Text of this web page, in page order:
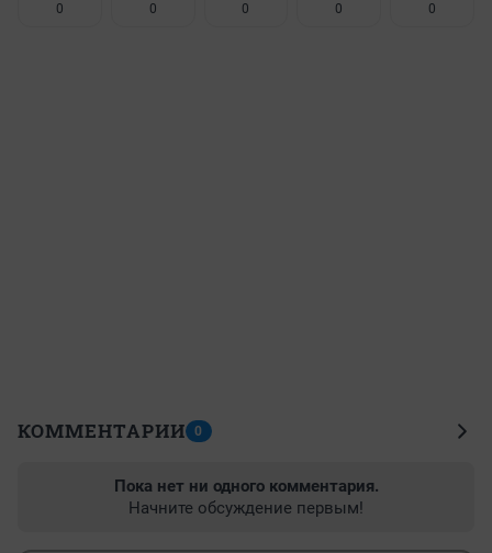
0 0 0 0 0
КОММЕНТАРИИ 0
Пока нет ни одного комментария.
Начните обсуждение первым!